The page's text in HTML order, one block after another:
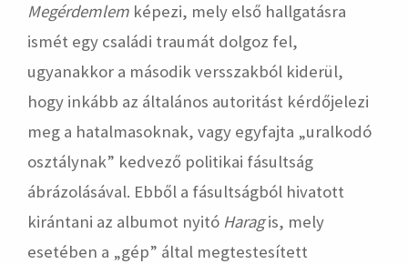
Megérdemlem képezi, mely első hallgatásra
ismét egy családi traumát dolgoz fel,
ugyanakkor a második versszakból kiderül,
hogy inkább az általános autoritást kérdőjelezi
meg a hatalmasoknak, vagy egyfajta „uralkodó
osztálynak” kedvező politikai fásultság
ábrázolásával. Ebből a fásultságból hivatott
kirántani az albumot nyitó Haragis, mely
esetében a „gép” által megtestesített